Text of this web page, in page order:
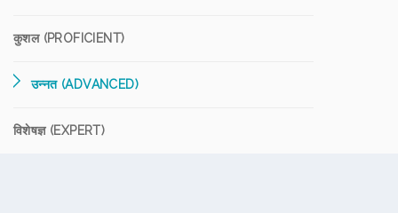
कुशल (PROFICIENT)
उन्नत (ADVANCED)
विशेषज्ञ (EXPERT)